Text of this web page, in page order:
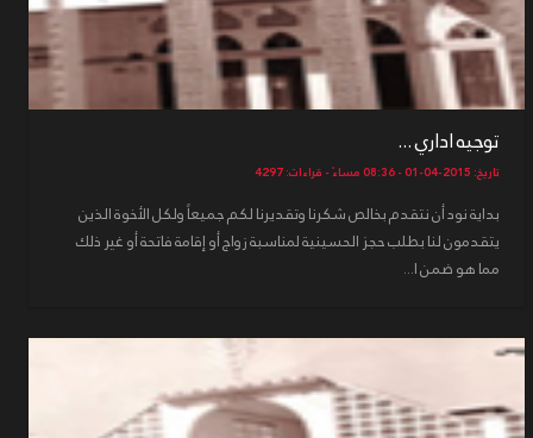
توجيه اداري ...
تاريخ: 2015-04-01 - 08:36 مساءً - قراءات: 4297
بداية نود أن نتقدم بخالص شكرنا وتقديرنا لكم جميعاً ولكل الأخوة الذين
يتقدمون لنا بطلب حجز الحسينية لمناسبة زواج أو إقامة فاتحة أو غير ذلك
مما هو ضمن ا...